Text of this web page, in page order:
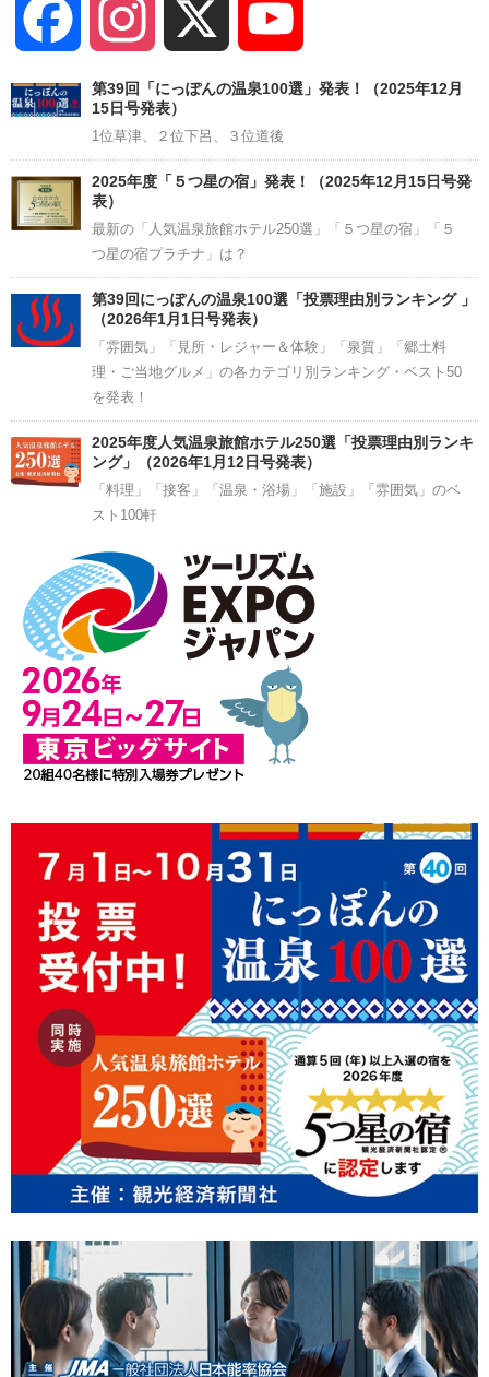
Facebook Instagram
Channel
第39回「にっぽんの温泉100選」発表！（2025年12月
15日号発表）
1位草津、２位下呂、３位道後
2025年度「５つ星の宿」発表！（2025年12月15日号発
表）
最新の「人気温泉旅館ホテル250選」「５つ星の宿」「５
つ星の宿プラチナ」は？
第39回にっぽんの温泉100選「投票理由別ランキング 」
（2026年1月1日号発表）
「雰囲気」「見所・レジャー＆体験」「泉質」「郷土料
理・ご当地グルメ」の各カテゴリ別ランキング・ベスト50
を発表！
2025年度人気温泉旅館ホテル250選「投票理由別ランキ
ング」（2026年1月12日号発表）
「料理」「接客」「温泉・浴場」「施設」「雰囲気」のベ
スト100軒